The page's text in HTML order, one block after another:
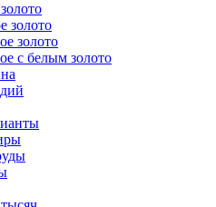
золото
золото
с белым золото